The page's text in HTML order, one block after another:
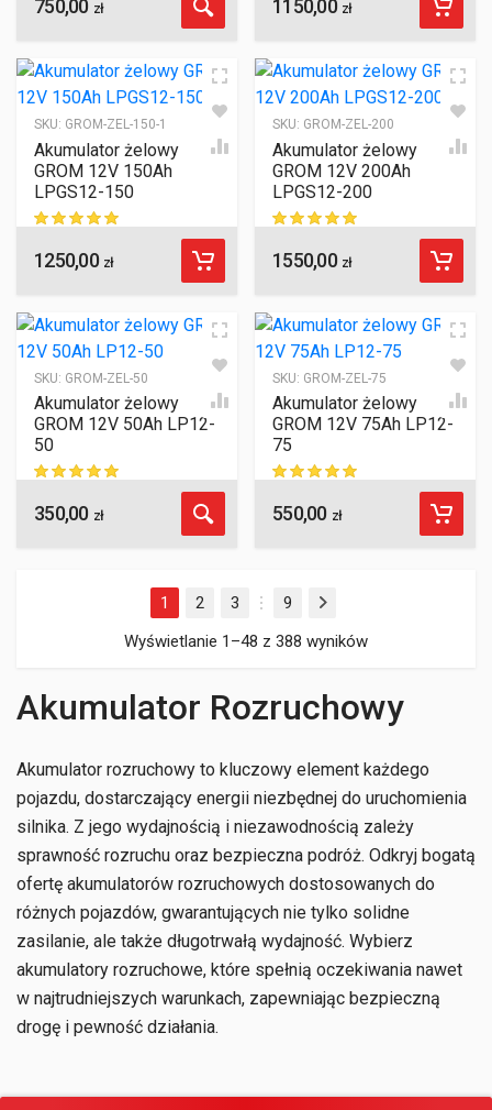
Akumulator Rozruchowy
Akumulator rozruchowy to kluczowy element każdego
pojazdu, dostarczający energii niezbędnej do uruchomienia
silnika. Z jego wydajnością i niezawodnością zależy
sprawność rozruchu oraz bezpieczna podróż. Odkryj bogatą
ofertę akumulatorów rozruchowych dostosowanych do
różnych pojazdów, gwarantujących nie tylko solidne
zasilanie, ale także długotrwałą wydajność. Wybierz
akumulatory rozruchowe, które spełnią oczekiwania nawet
w najtrudniejszych warunkach, zapewniając bezpieczną
drogę i pewność działania.
ocen klientów
750,00 zł ocen klientów
1150,00 zł
SKU: GROM-ZEL-150-1
Akumulator żelowy
GROM 12V 150Ah
LPGS12-150
ocen klientów
1250,00 zł
SKU: GROM-ZEL-200
Akumulator żelowy
GROM 12V 200Ah
LPGS12-200
ocen klientów
1550,00 zł
SKU: GROM-ZEL-50
Akumulator żelowy
GROM 12V 50Ah LP12-
50
ocen klientów
350,00 zł
SKU: GROM-ZEL-75
Akumulator żelowy
GROM 12V 75Ah LP12-
75
ocen klientów
550,00 zł
1 2 3
…
9
Następny
Wyświetlanie 1–48 z 388 wyników